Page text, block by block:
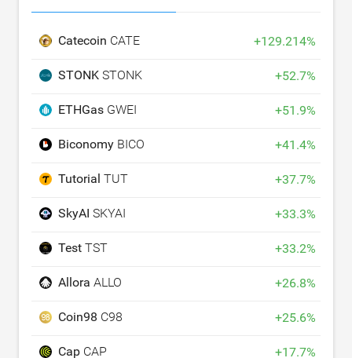
Catecoin CATE +129.214%
STONK STONK +52.7%
ETHGas GWEI +51.9%
Biconomy BICO +41.4%
Tutorial TUT +37.7%
SkyAI SKYAI +33.3%
Test TST +33.2%
Allora ALLO +26.8%
Coin98 C98 +25.6%
Cap CAP +17.7%